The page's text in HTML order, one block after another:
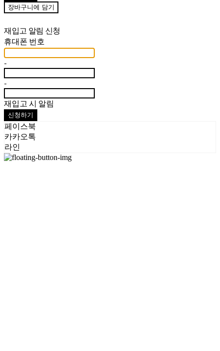
장바구니에 담기
재입고 알림 신청
휴대폰 번호
-
-
재입고 시 알림
신청하기
페이스북
카카오톡
라인